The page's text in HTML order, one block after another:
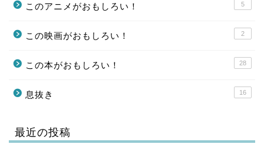
このアニメがおもしろい！ 5
この映画がおもしろい！ 2
この本がおもしろい！ 28
息抜き 16
最近の投稿